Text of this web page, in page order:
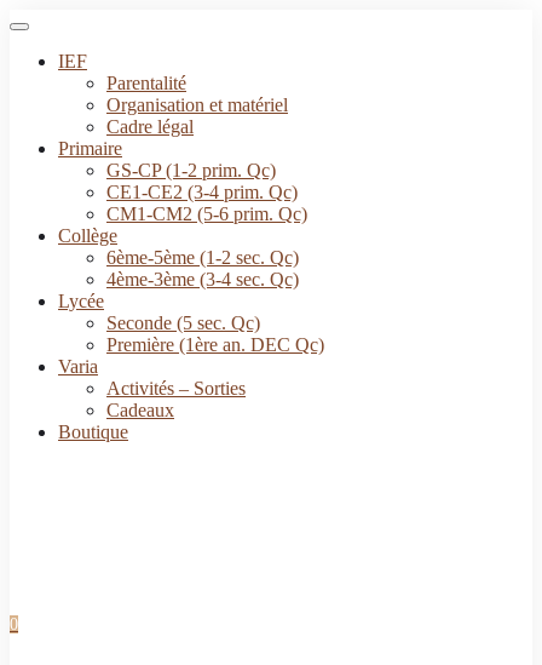
IEF
Parentalité
Organisation et matériel
Cadre légal
Primaire
GS-CP (1-2 prim. Qc)
CE1-CE2 (3-4 prim. Qc)
CM1-CM2 (5-6 prim. Qc)
Collège
6ème-5ème (1-2 sec. Qc)
4ème-3ème (3-4 sec. Qc)
Lycée
Seconde (5 sec. Qc)
Première (1ère an. DEC Qc)
Varia
Activités – Sorties
Cadeaux
Boutique
0